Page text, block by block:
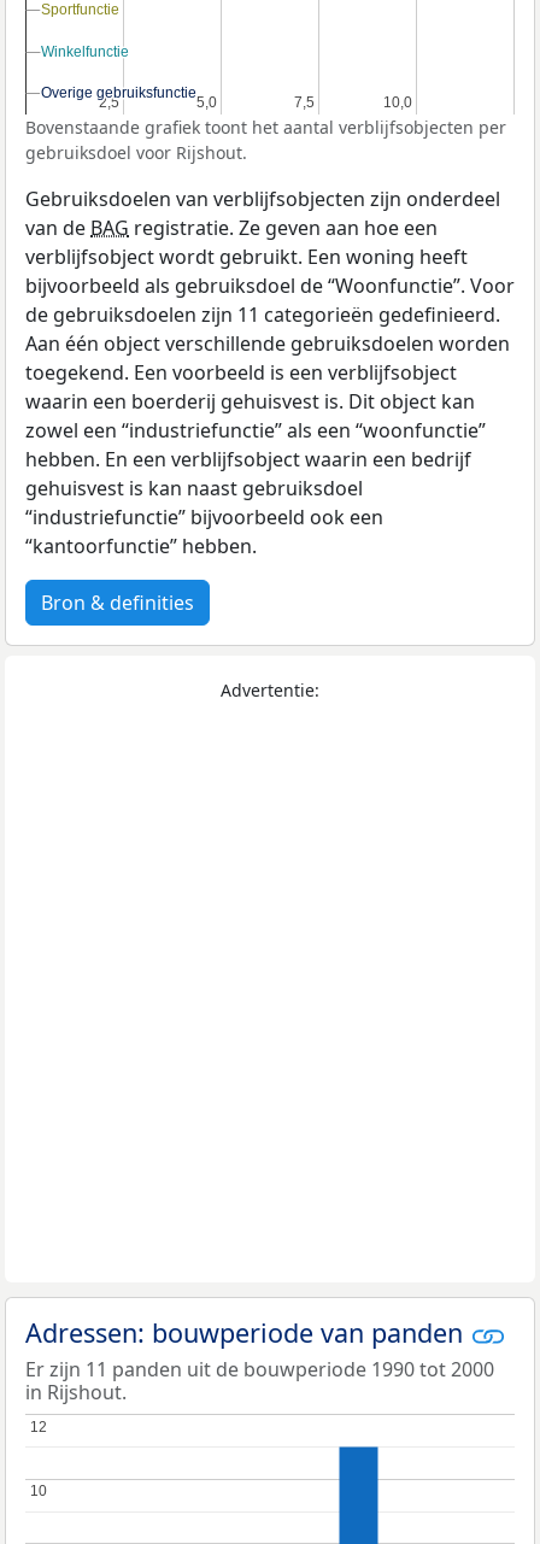
2,5
2,5 5,0
5,0 7,5
7,5 10,0
10,0
Sportfunctie
Sportfunctie
Winkelfunctie
Winkelfunctie
Overige gebruiksfunctie
Overige gebruiksfunctie
Bovenstaande grafiek toont het aantal verblijfsobjecten per
gebruiksdoel voor Rijshout.
Gebruiksdoelen van verblijfsobjecten zijn onderdeel
van de BAG registratie. Ze geven aan hoe een
verblijfsobject wordt gebruikt. Een woning heeft
bijvoorbeeld als gebruiksdoel de “Woonfunctie”. Voor
de gebruiksdoelen zijn 11 categorieën gedefinieerd.
Aan één object verschillende gebruiksdoelen worden
toegekend. Een voorbeeld is een verblijfsobject
waarin een boerderij gehuisvest is. Dit object kan
zowel een “industriefunctie” als een “woonfunctie”
hebben. En een verblijfsobject waarin een bedrijf
gehuisvest is kan naast gebruiksdoel
“industriefunctie” bijvoorbeeld ook een
“kantoorfunctie” hebben.
Bron & definities
Advertentie:
Adressen: bouwperiode van panden
Er zijn 11 panden uit de bouwperiode 1990 tot 2000
in Rijshout.
10
10
12
12